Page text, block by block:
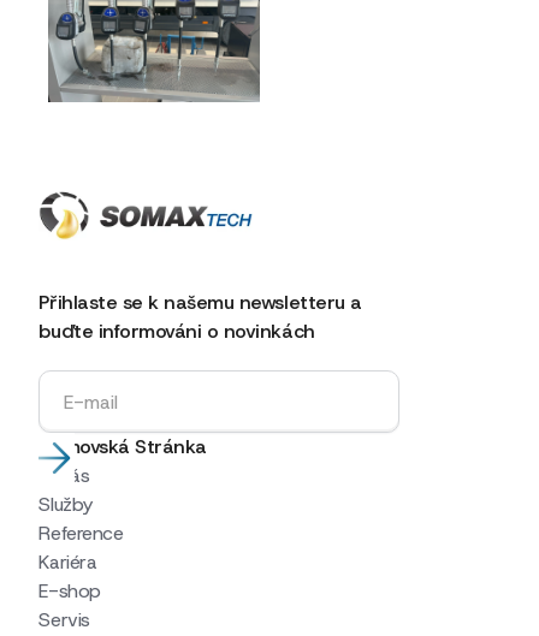
Předchozí článek
Přihlaste se k našemu newsletteru a
buďte informováni o novinkách
Domovská Stránka
O nás
Služby
Reference
Kariéra
E-shop
Servis